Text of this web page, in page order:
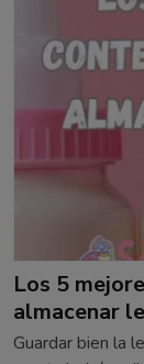
Los 5
almacenar
Guardar bien la